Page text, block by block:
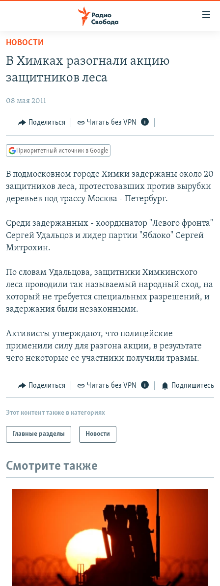
упрощенного
доступа
основному
Вернутся
главной
навигации
Вернутся
поиску
ЦИТАТЫ СВОБОДЫ
МНЕНИЯ
IDEL.РЕАЛИИ
КАВКАЗ.РЕАЛИИ
СЕВЕР.РЕАЛИИ
РАСПИСАНИЕ ВЕЩАНИЯ
ПОДПИШИТЕСЬ НА РАССЫЛКУ
СОЦИАЛЬНЫЕ СЕТИ
Все сайты РСЕ/РС
НОВОСТИ
В Химках разогнали акцию
защитников леса
08 мая 2011
Поделиться Читать без VPN
Приоритетный источник в Google
В подмосковном городе Химки задержаны около 20
защитников леса, протестовавших против вырубки
деревьев под трассу Москва - Петербург.
Среди задержанных - координатор "Левого фронта"
Сергей Удальцов и лидер партии "Яблоко" Сергей
Митрохин.
По словам Удальцова, защитники Химкинского
леса проводили так называемый народный сход, на
который не требуется специальных разрешений, и
задержания были незаконными.
Активисты утверждают, что полицейские
применили силу для разгона акции, в результате
чего некоторые ее участники получили травмы.
Поделиться Читать без VPN Подпишитесь
Этот контент также в категориях
Главные разделы Новости
Смотрите также